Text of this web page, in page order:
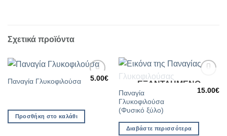
Σχετικά προϊόντα
Προσθήκη
Παναγία Γλυκοφιλούσα 5.00€
Προσθήκη στο καλάθι
Προσθήκη
στη Λίστα
ΕΞΑΝΤΛΗΜΈΝΟ
Παναγία
Γλυκοφιλούσα
(Φυσικό ξύλο)
15.00€
Διαβάστε περισσότερα